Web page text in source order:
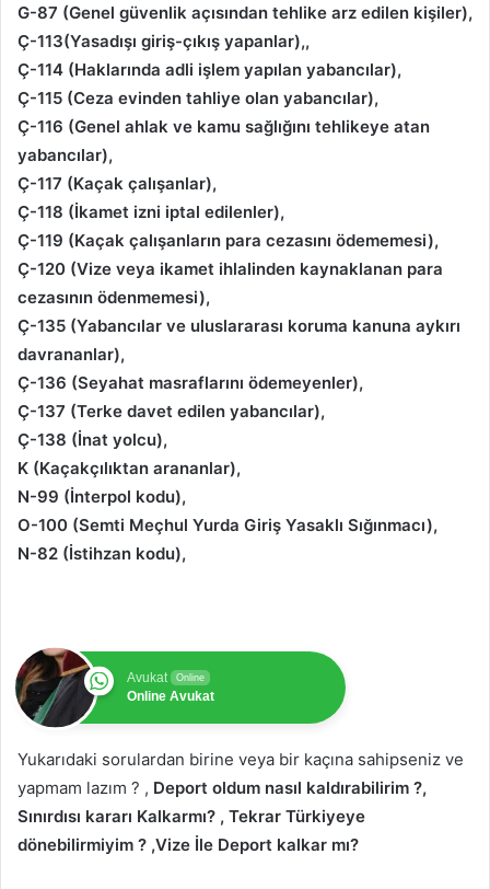
G-87 (Genel güvenlik açısından tehlike arz edilen kişiler),
Ç-113(Yasadışı giriş-çıkış yapanlar),,
Ç-114 (Haklarında adli işlem yapılan yabancılar),
Ç-115 (Ceza evinden tahliye olan yabancılar),
Ç-116 (Genel ahlak ve kamu sağlığını tehlikeye atan
yabancılar),
Ç-117 (Kaçak çalışanlar),
Ç-118 (İkamet izni iptal edilenler),
Ç-119 (Kaçak çalışanların para cezasını ödememesi),
Ç-120 (Vize veya ikamet ihlalinden kaynaklanan para
cezasının ödenmemesi),
Ç-135 (Yabancılar ve uluslararası koruma kanuna aykırı
davrananlar),
Ç-136 (Seyahat masraflarını ödemeyenler),
Ç-137 (Terke davet edilen yabancılar),
Ç-138 (İnat yolcu),
K (Kaçakçılıktan arananlar),
N-99 (İnterpol kodu),
O-100 (Semti Meçhul Yurda Giriş Yasaklı Sığınmacı),
N-82 (İstihzan kodu),
Avukat Online
Online Avukat
Yukarıdaki sorulardan birine veya bir kaçına sahipseniz ve
yapmam lazım ? , Deport oldum nasıl kaldırabilirim ?,
Sınırdısı kararı Kalkarmı? , Tekrar Türkiyeye
dönebilirmiyim ? ,Vize İle Deport kalkar mı?